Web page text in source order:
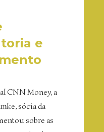
e
CNN Money, a
sócia da
sobre as